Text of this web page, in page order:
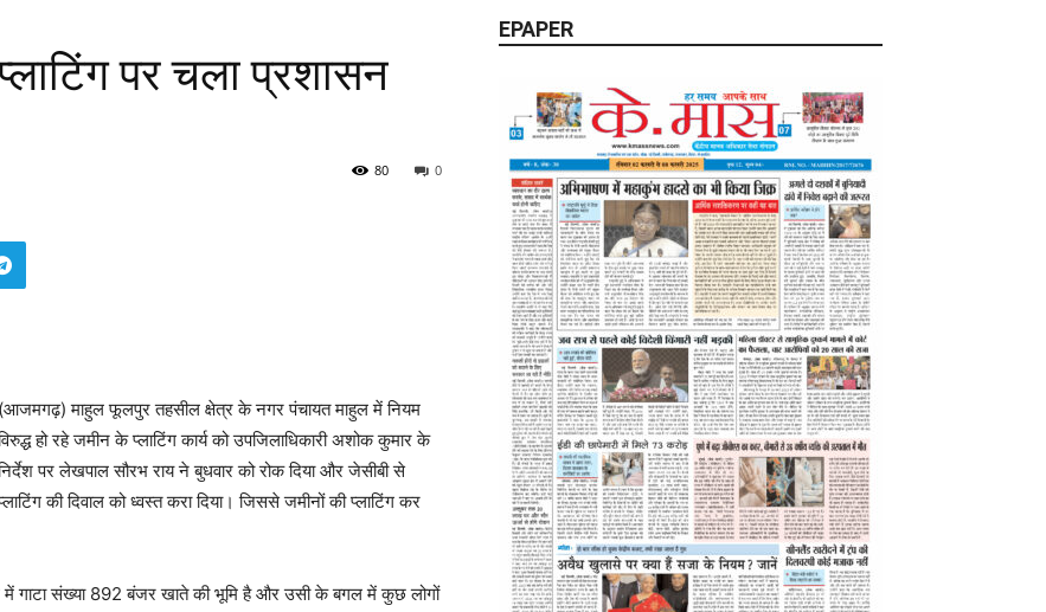
पर चला प्रशासन
0
80
(आजमगढ़) माहुल फूलपुर तहसील क्षेत्र के नगर पंचायत माहुल में नियम
हो रहे जमीन के प्लाटिंग कार्य को उपजिलाधिकारी अशोक कुमार के
पर लेखपाल सौरभ राय ने बुधवार को रोक दिया और जेसीबी से
की दिवाल को ध्वस्त करा दिया। जिससे जमीनों की प्लाटिंग कर
गाटा संख्या 892 बंजर खाते की भूमि है और उसी के बगल में कुछ लोगों
EPAPER